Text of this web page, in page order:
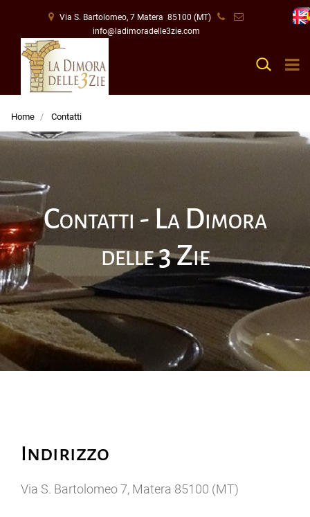
Via S. Bartolomeo, 7 Matera 85100 (MT)
info@ladimoradelle3zie.com
Open
Home Contatti
Contatti - La Dimora
delle 3 Zie
Indirizzo
Via S. Bartolomeo 7, Matera 85100 (MT)